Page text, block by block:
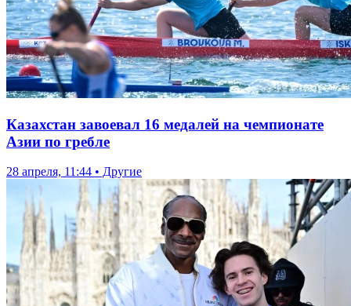
Казахстан завоевал 16 медалей на чемпионате
Азии по гребле
28 апреля, 11:44 • Другие